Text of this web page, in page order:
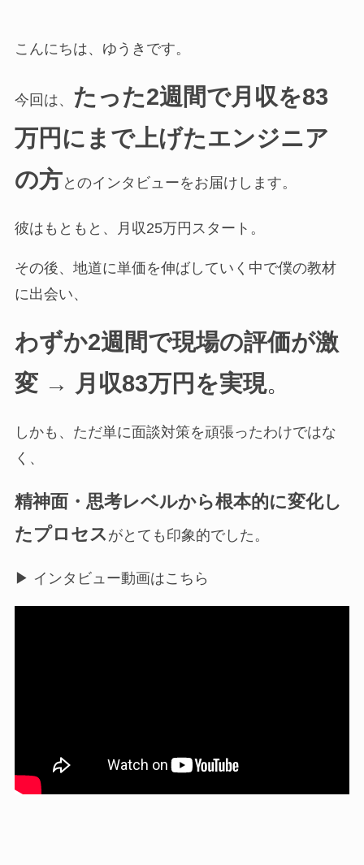
こんにちは、ゆうきです。
今回は、 たった2週間で月収を83
万円にまで上げたエンジニア
の方とのインタビューをお届けします。
彼はもともと、月収25万円スタート。
その後、地道に単価を伸ばしていく中で僕の教材
に出会い、
わずか2週間で現場の評価が激
変 → 月収83万円を実現。
しかも、ただ単に面談対策を頑張ったわけではな
く、
精神面・思考レベルから根本的に変化し
たプロセス がとても印象的でした。
▶︎ インタビュー動画はこちら